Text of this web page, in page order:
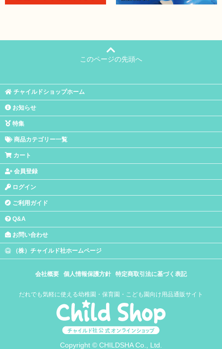
このページの先頭へ
チャイルドショップホーム
お知らせ
特集
商品カテゴリー一覧
カート
会員登録
ログイン
ご利用ガイド
Q&A
お問い合わせ
（株）チャイルド社ホームページ
会社概要 個人情報保護方針 特定商取引法に基づく表記
だれでも気軽に使える幼稚園・保育園・こども園向け用品通販サイト
Copyright © CHILDSHA Co., Ltd.